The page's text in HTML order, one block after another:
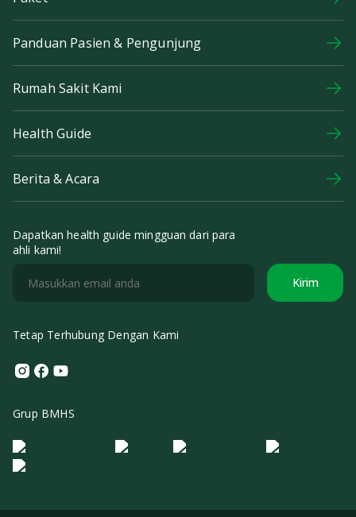
Panduan Pasien & Pengunjung
Rumah Sakit Kami
Health Guide
Berita & Acara
Dapatkan health guide mingguan dari para
ahli kami!
Kirim
Tetap Terhubung Dengan Kami
Instagram
Facebook
Youtube
Grup BMHS
Logo Morula IFV Logo ER
Logo Diagnos
Logo IRSI